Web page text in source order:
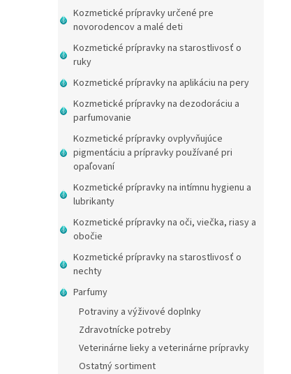
Kozmetické prípravky určené pre
novorodencov a malé deti
Kozmetické prípravky na starostlivosť o
ruky
Kozmetické prípravky na aplikáciu na pery
Kozmetické prípravky na dezodoráciu a
parfumovanie
Kozmetické prípravky ovplyvňujúce
pigmentáciu a prípravky používané pri
opaľovaní
Kozmetické prípravky na intímnu hygienu a
lubrikanty
Kozmetické prípravky na oči, viečka, riasy a
obočie
Kozmetické prípravky na starostlivosť o
nechty
Parfumy
Potraviny a výživové doplnky
Zdravotnícke potreby
Veterinárne lieky a veterinárne prípravky
Ostatný sortiment